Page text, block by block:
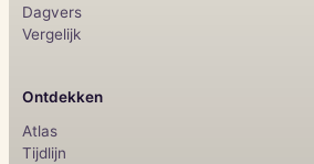
Dagvers
Vergelijk
Ontdekken
Atlas
Tijdlijn